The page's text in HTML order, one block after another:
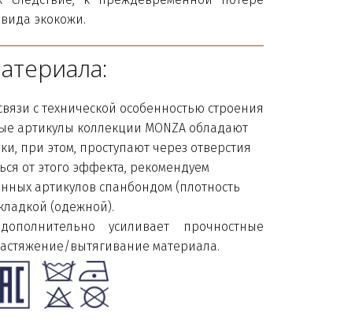
экокожи.
с технической особенностью строения
артикулы коллекции MONZA обладают
при этом, проступают через отверстия
от этого эффекта, рекомендуем
артикулов спанбондом (плотность
(одежной).
усиливает прочностные
вытягивание материала.